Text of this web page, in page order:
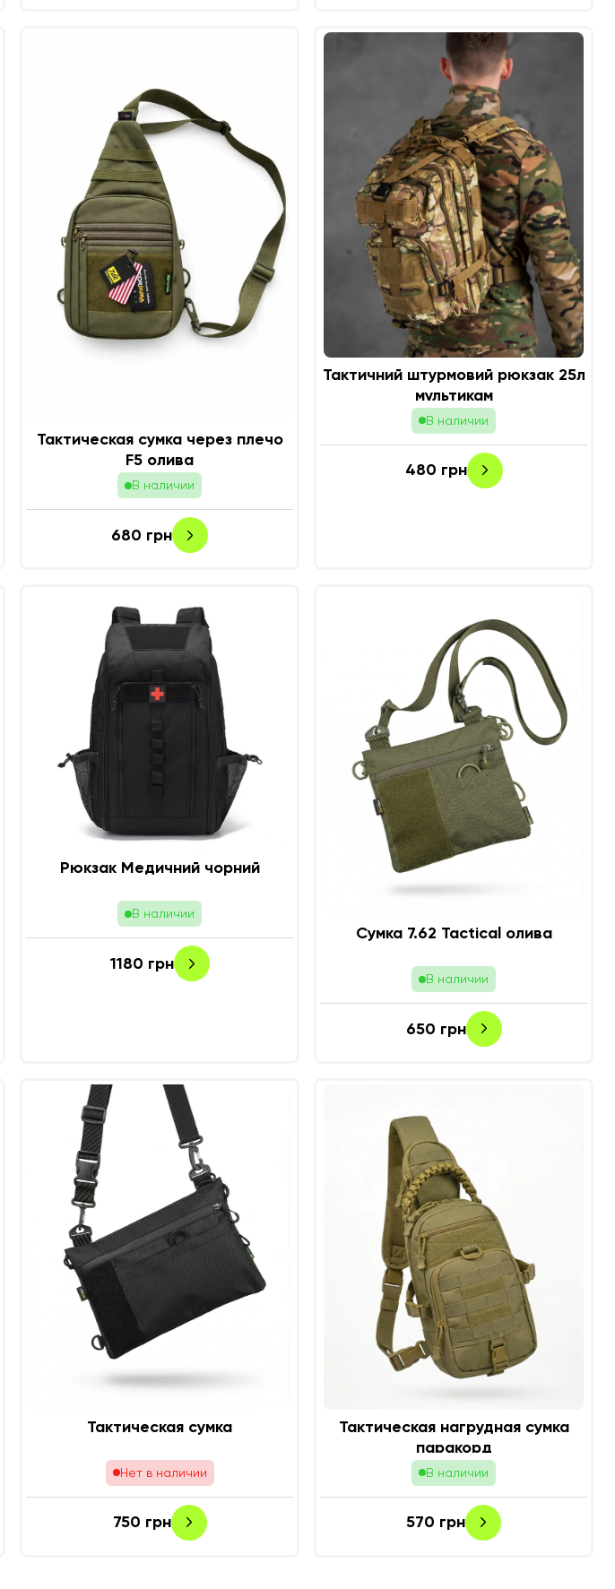
Тактическая сумка через плечо
F5 олива
В наличии
680 грн
Тактичний штурмовий рюкзак 25л
мультикам
В наличии
480 грн
Рюкзак Медичний чорний
В наличии
1180 грн
Сумка 7.62 Tactical олива
В наличии
650 грн
Тактическая сумка
Нет в наличии
750 грн
Тактическая нагрудная сумка
паракорд
В наличии
570 грн